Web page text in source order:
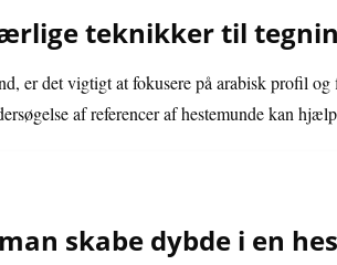
teknikker til
er det vigtigt at fokusere på arabisk profil
af referencer af hestemunde kan
skabe dybde i en